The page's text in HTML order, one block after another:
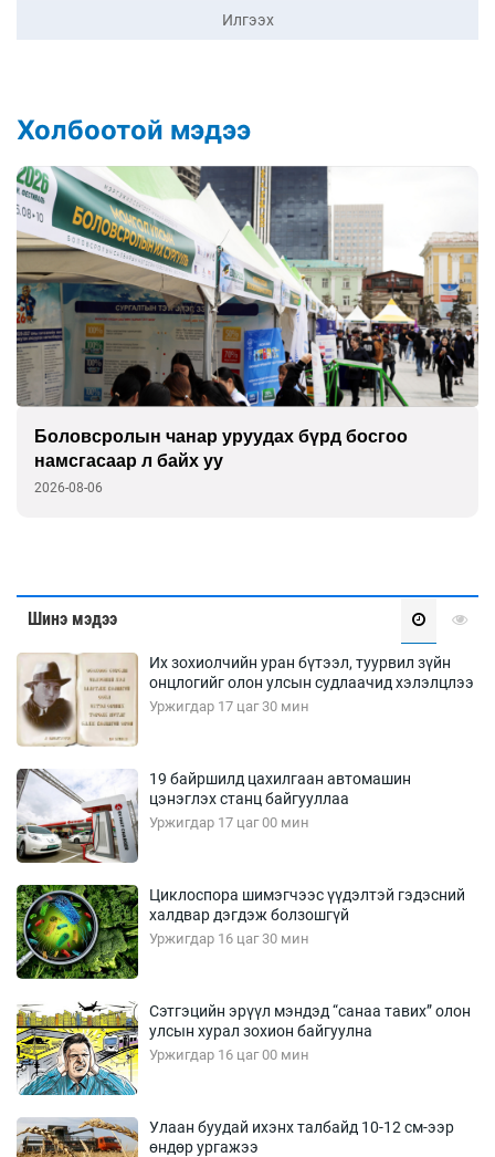
Илгээх
Холбоотой мэдээ
Боловсролын чанар уруудах бүрд босгоо
намсгасаар л байх уу
2026-08-06
Шинэ мэдээ
Их зохиолчийн уран бүтээл, туурвил зүйн
онцлогийг олон улсын судлаачид хэлэлцлээ
Уржигдар 17 цаг 30 мин
19 байршилд цахилгаан автомашин
цэнэглэх станц байгууллаа
Уржигдар 17 цаг 00 мин
Циклоспора шимэгчээс үүдэлтэй гэдэсний
халдвар дэгдэж болзошгүй
Уржигдар 16 цаг 30 мин
Сэтгэцийн эрүүл мэндэд “санаа тавих” олон
улсын хурал зохион байгуулна
Уржигдар 16 цаг 00 мин
Улаан буудай ихэнх талбайд 10-12 см-ээр
өндөр ургажээ